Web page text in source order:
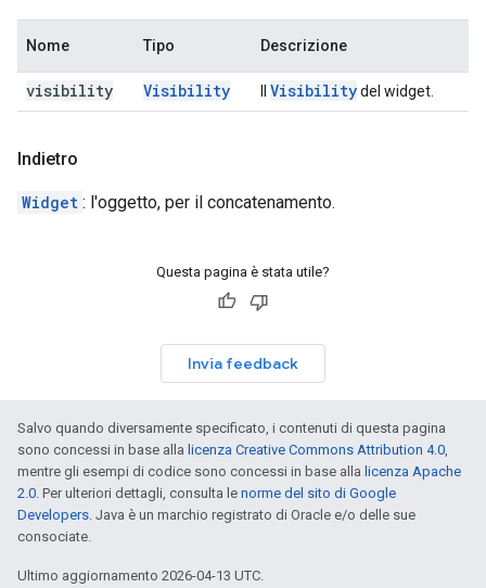
Nome Tipo Descrizione
visibility Visibility Visibilitydel widget.
Indietro
Widget : l'oggetto, per il concatenamento.
Questa pagina è stata utile?
Invia feedback
Salvo quando diversamente specificato, i contenuti di questa pagina
sono concessi in base alla licenza Creative Commons Attribution 4.0,
mentre gli esempi di codice sono concessi in base alla licenza Apache
2.0. Per ulteriori dettagli, consulta le norme del sito di Google
Developers. Java è un marchio registrato di Oracle e/o delle sue
consociate.
Ultimo aggiornamento 2026-04-13 UTC.